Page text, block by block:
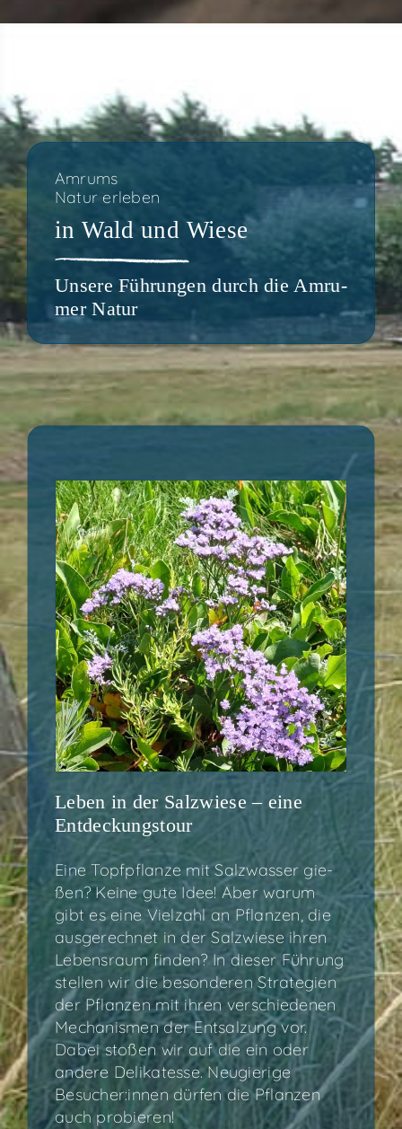
Amrums
Natur erleben
in Wald und Wiese
Unse­re Füh­run­gen durch die Amru­
mer Natur
Leben in der Salz­wie­se – eine
Entdeckungstour
Eine Topf­pflan­ze mit Salz­was­ser gie­
ßen? Kei­ne gute Idee! Aber war­um
gibt es eine Viel­zahl an Pflan­zen, die
aus­ge­rech­net in der Salz­wie­se ihren
Lebens­raum fin­den? In die­ser Füh­rung
stel­len wir die beson­de­ren Stra­te­gien
der Pflan­zen mit ihren ver­schie­de­nen
Mecha­nis­men der Ent­sal­zung vor.
Dabei sto­ßen wir auf die ein oder
ande­re Deli­ka­tes­se. Neu­gie­ri­ge
Besucher:innen dür­fen die Pflan­zen
auch probieren!